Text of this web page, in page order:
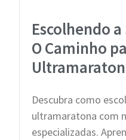
Escolhendo
O Caminho
Descubra como
ultramaratona com
especializadas.